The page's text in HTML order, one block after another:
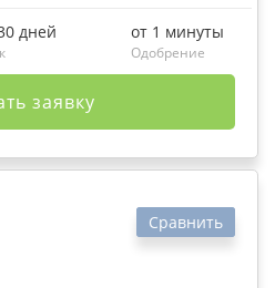
дней от 1 минуты
Одобрение
заявку
Сравнить